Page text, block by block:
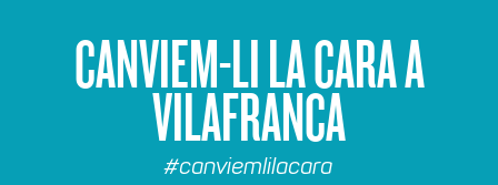
CANVIEM-LI LA CARA A
VILAFRANCA
#canviemlilacara